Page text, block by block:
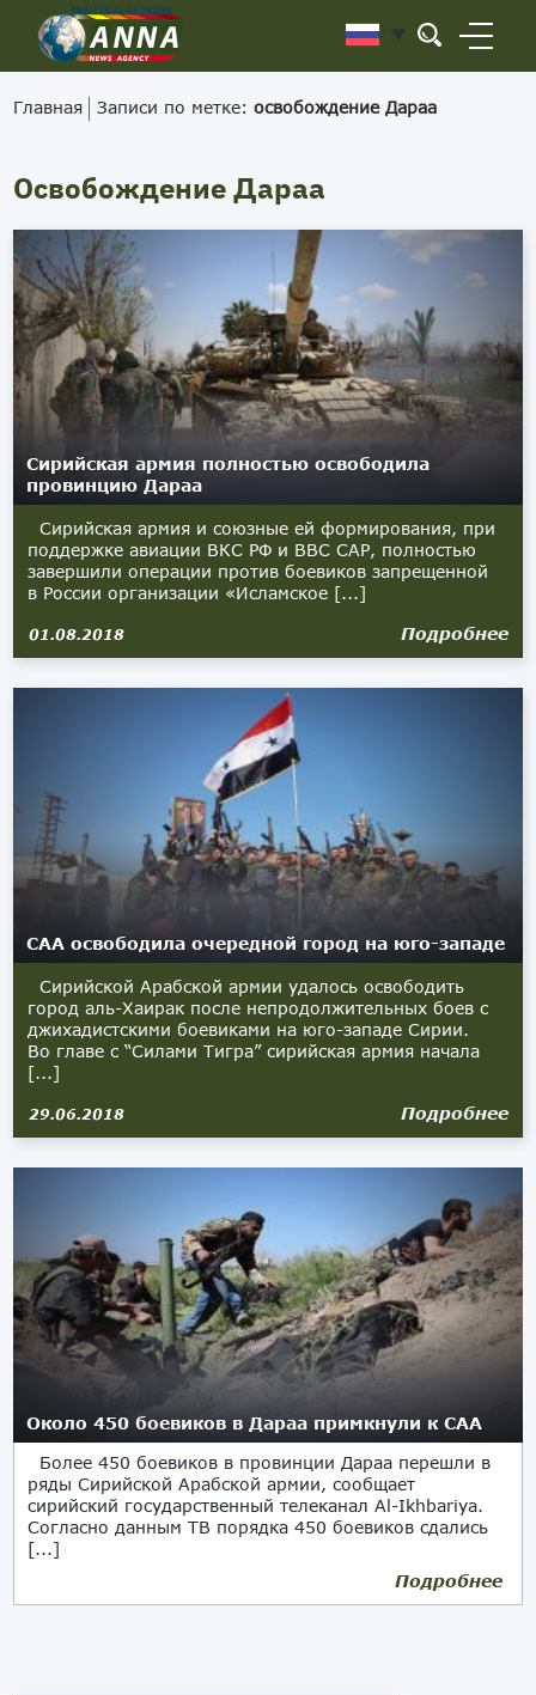
Главная Записи по метке:освобождение Дараа
Освобождение Дараа
Сирийская армия полностью освободила
провинцию Дараа
Сирийская армия и союзные ей формирования, при
поддержке авиации ВКС РФ и ВВС САР, полностью
завершили операции против боевиков запрещенной
в России организации «Исламское [...]
01.08.2018 Подробнее
САА освободила очередной город на юго-западе
Сирийской Арабской армии удалось освободить
город аль-Хаирак после непродолжительных боев с
джихадистскими боевиками на юго-западе Сирии.
Во главе с “Силами Тигра” сирийская армия начала
[...]
29.06.2018 Подробнее
Около 450 боевиков в Дараа примкнули к САА
Более 450 боевиков в провинции Дараа перешли в
ряды Сирийской Арабской армии, сообщает
сирийский государственный телеканал Al-Ikhbariya.
Согласно данным ТВ порядка 450 боевиков сдались
[...]
Подробнее